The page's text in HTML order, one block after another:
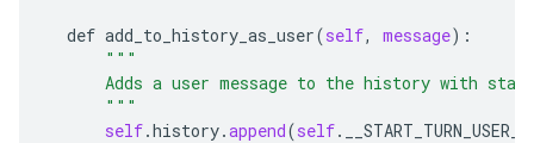
def add_to_history_as_user(self, message):
"""
Adds a user message to the history with
      """
self.history.append(self. __START_TURN_USER__